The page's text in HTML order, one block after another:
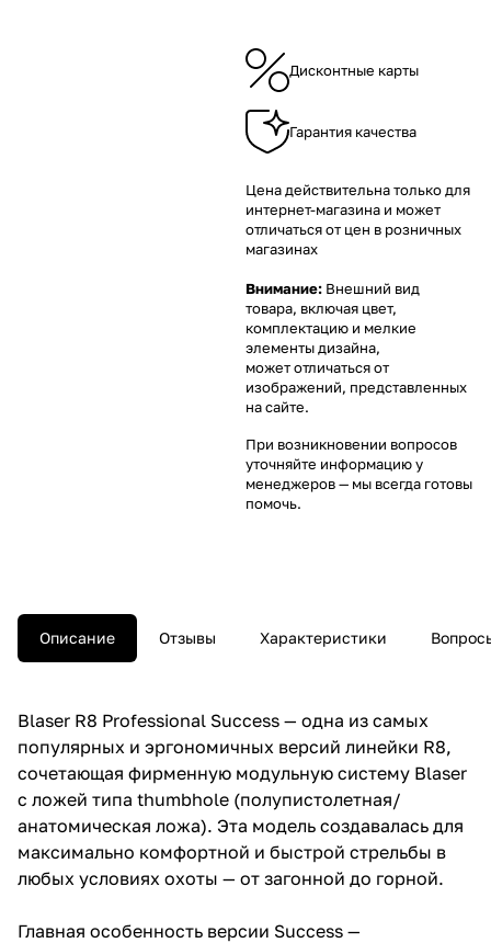
Дисконтные карты
Гарантия качества
Цена действительна только для
интернет-магазина и может
отличаться от цен в розничных
магазинах
Внимание: Внешний вид
товара, включая цвет,
комплектацию и мелкие
элементы дизайна,
может отличаться от
изображений, представленных
на сайте.
При возникновении вопросов
уточняйте информацию у
менеджеров— мы всегда готовы
помочь.
Описание Отзывы Характеристики
Blaser R8 Professional Success — одна из самых
популярных и эргономичных версий линейки R8,
сочетающая фирменную модульную систему Blaser
с ложей типа thumbhole (полупистолетная/
анатомическая ложа). Эта модель создавалась для
максимально комфортной и быстрой стрельбы в
любых условиях охоты — от загонной до горной.
Главная особенность версии Success —